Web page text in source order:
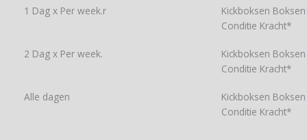
1 Dag x Per week.r
Kickboksen
Conditie Kracht*
2 Dag x Per week.
Kickboksen
Conditie Kracht*
Alle dagen
Kickboksen
Conditie Kracht*